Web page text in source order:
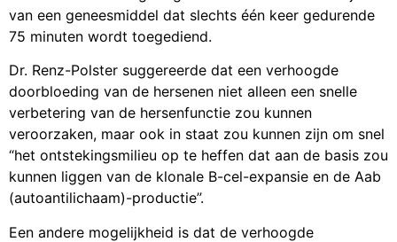
van een geneesmiddel dat slechts één keer gedurende
75 minuten wordt toegediend.
Dr. Renz-Polster suggereerde dat een verhoogde
doorbloeding van de hersenen niet alleen een snelle
verbetering van de hersenfunctie zou kunnen
veroorzaken, maar ook in staat zou kunnen zijn om snel
“het ontstekingsmilieu op te heffen dat aan de basis zou
kunnen liggen van de klonale B-cel-expansie en de Aab
(autoantilichaam)-productie”.
Een andere mogelijkheid is dat de verhoogde